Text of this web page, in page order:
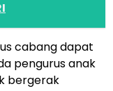
cabang dapat
pengurus anak
bergerak